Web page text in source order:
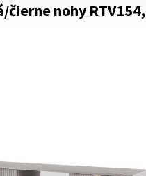
čierne nohy